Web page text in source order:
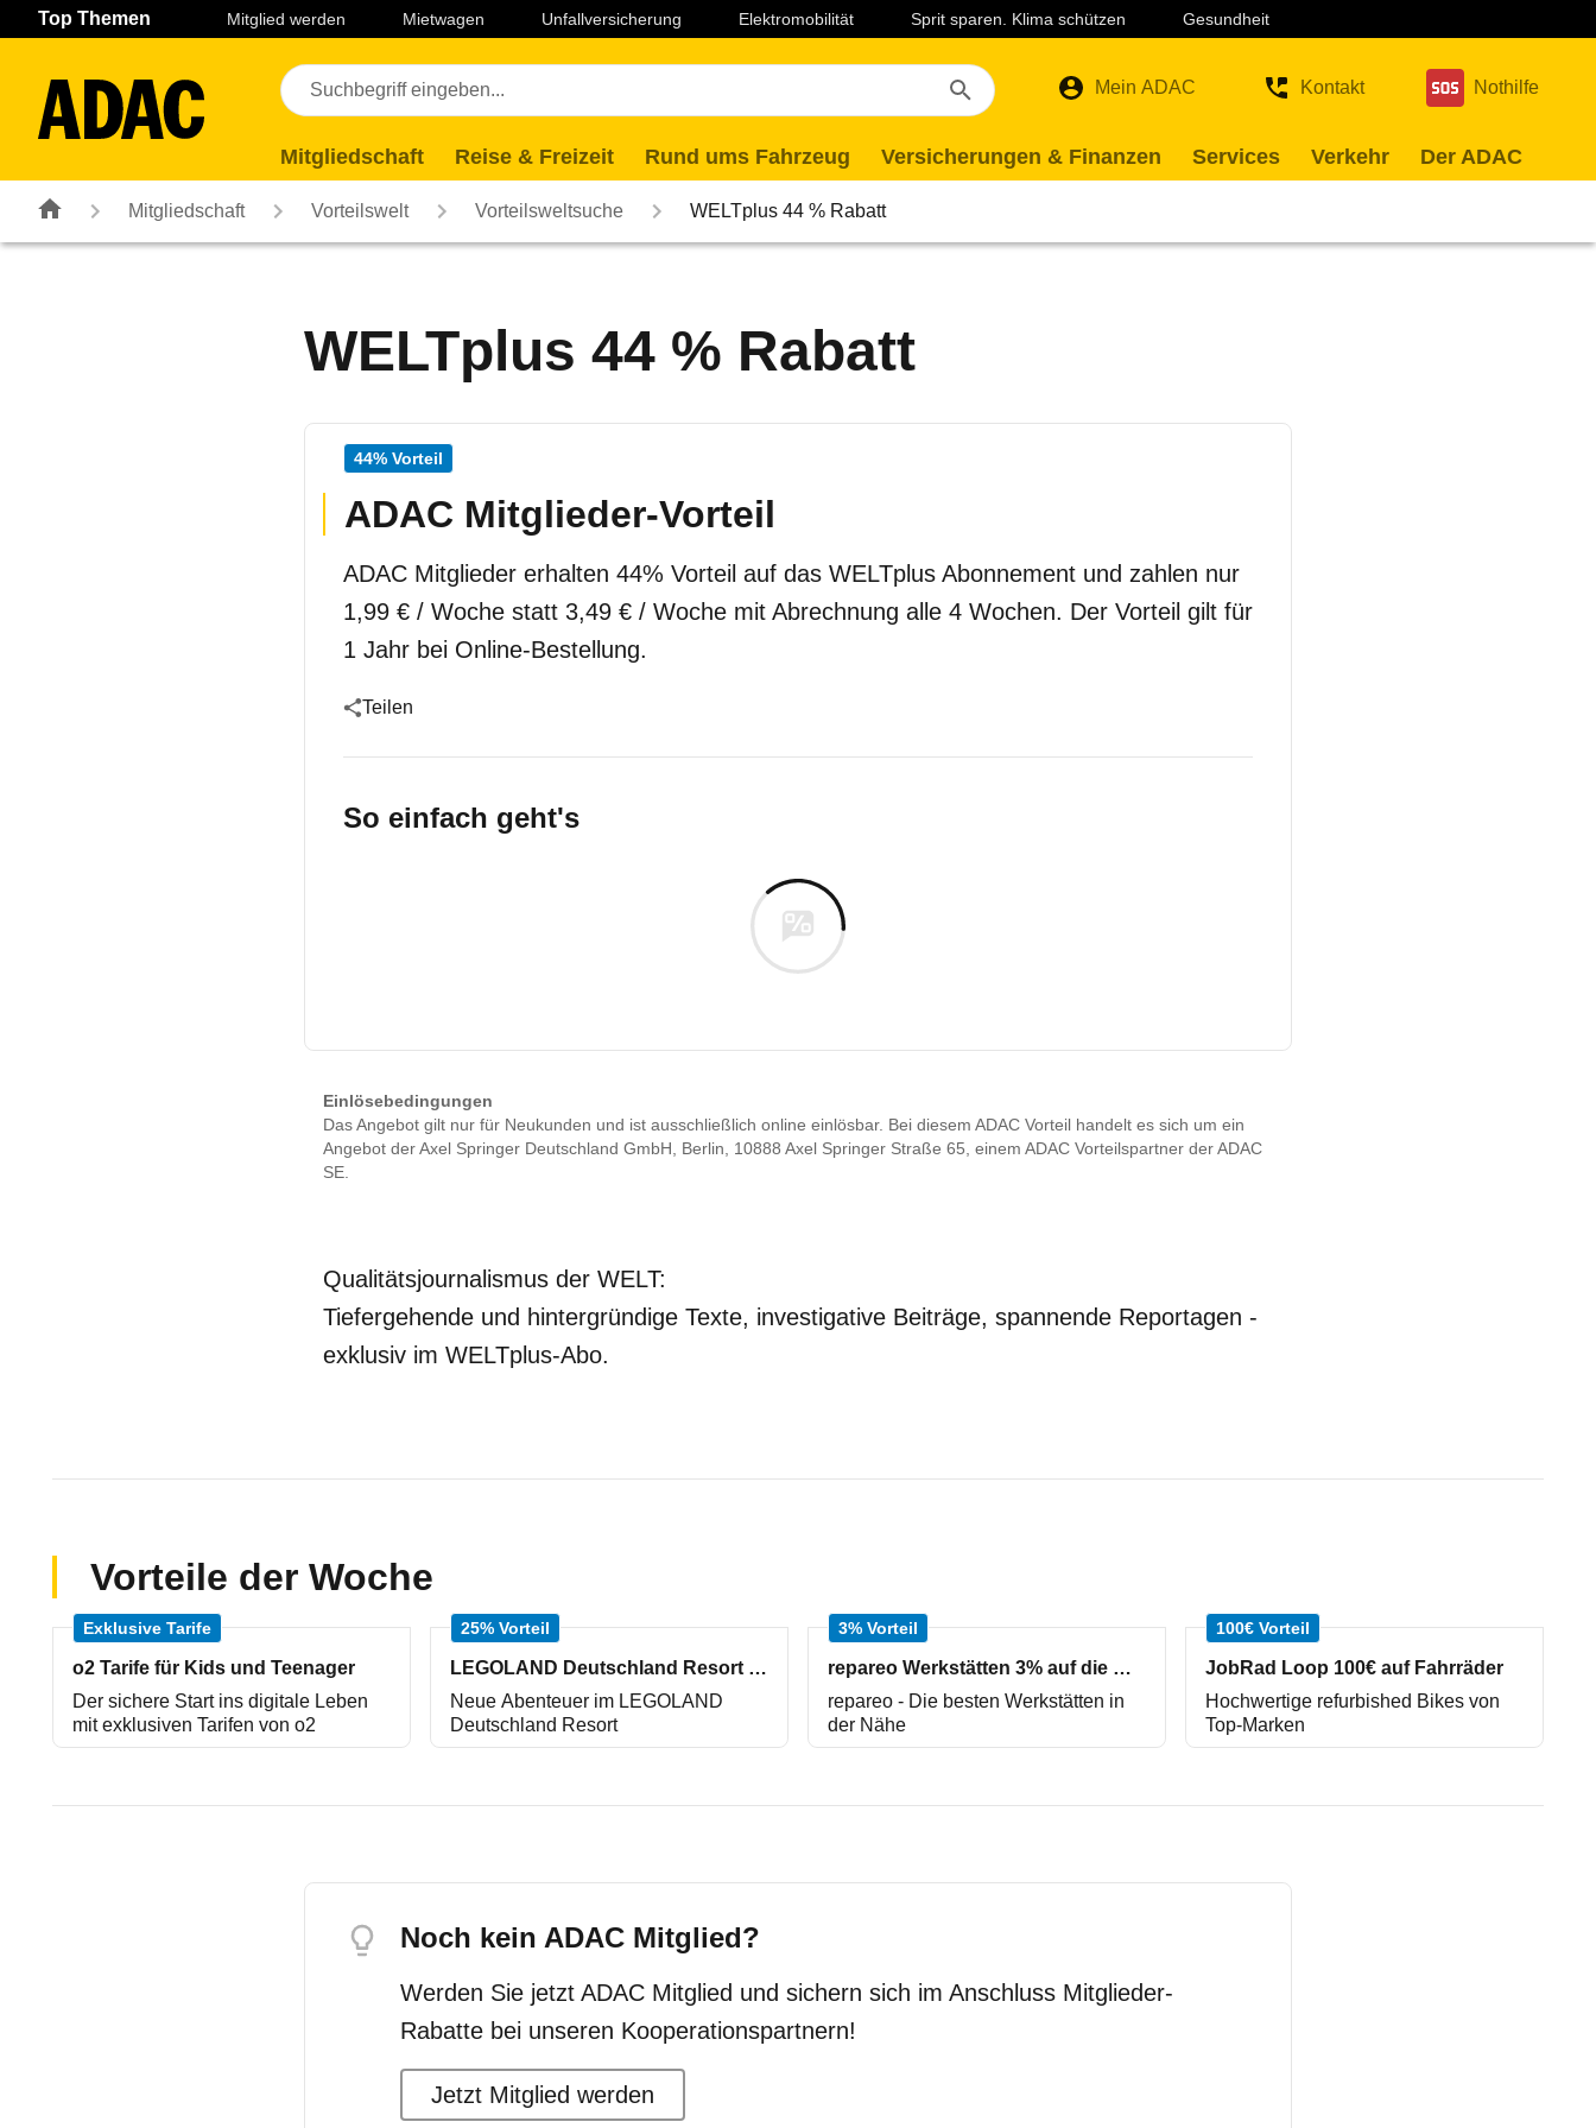
Navigation Seiteninhalt Fußzeile
Top Themen Mitglied werden Mietwagen Unfallversicherung Elektromobilität Sprit sparen. Klima schützen Gesundheit
Mein ADAC Kontakt Nothilfe
Mitgliedschaft Reise & Freizeit Rund ums Fahrzeug Versicherungen & Finanzen Services Verkehr Der ADAC
Mitgliedschaft Vorteilswelt Vorteilsweltsuche WELTplus 44 % Rabatt
WELTplus 44 % Rabatt
44% Vorteil
ADAC Mitglieder-Vorteil
ADAC Mitglieder erhalten 44% Vorteil auf das WELTplus Abonnement und zahlen nur
1,99 € / Woche statt 3,49 € / Woche mit Abrechnung alle 4 Wochen. Der Vorteil gilt für
1 Jahr bei Online-Bestellung.
Teilen
So einfach geht's
Einlösebedingungen
Das Angebot gilt nur für Neukunden und ist ausschließlich online einlösbar. Bei diesem ADAC Vorteil handelt es sich um ein
Angebot der Axel Springer Deutschland GmbH, Berlin, 10888 Axel Springer Straße 65, einem ADAC Vorteilspartner der ADAC
SE.
Qualitätsjournalismus der WELT:
Tiefergehende und hintergründige Texte, investigative Beiträge, spannende Reportagen -
exklusiv im WELTplus-Abo.
Vorteile der Woche
Exklusive Tarife
o2 Tarife für Kids und Teenager
Der sichere Start ins digitale Leben
mit exklusiven Tarifen von o2
25% Vorteil
LEGOLAND Deutschland Resort 25% auf Tickets
Neue Abenteuer im LEGOLAND
Deutschland Resort
3% Vorteil
repareo Werkstätten 3% auf die Werkstattrechnung
repareo - Die besten Werkstätten in
der Nähe
100€ Vorteil
JobRad Loop 100€ auf Fahrräder
Hochwertige refurbished Bikes von
Top-Marken
Noch kein ADAC Mitglied?
Werden Sie jetzt ADAC Mitglied und sichern sich im Anschluss Mitglieder-
Rabatte bei unseren Kooperationspartnern!
Jetzt Mitglied werden